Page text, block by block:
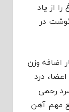
از یاد
در
اضافه وزن
درد
رحمی
مهم آهن